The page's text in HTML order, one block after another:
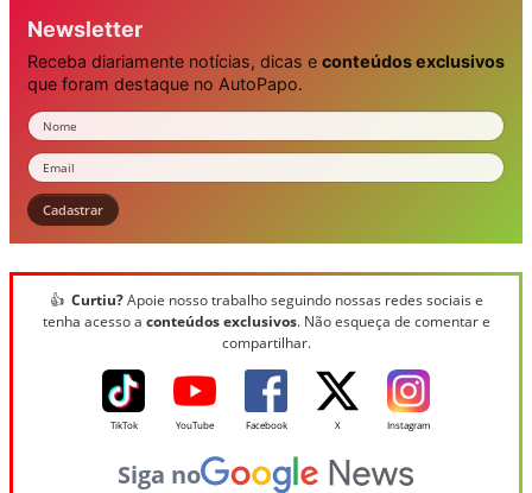
Newsletter
Receba diariamente notícias, dicas e conteúdos exclusivos
que foram destaque no AutoPapo.
Nome
Email
Cadastrar
👍 Curtiu?Apoie nosso trabalho seguindo nossas redes sociais e
tenha acesso a conteúdos exclusivos. Não esqueça de comentar e
compartilhar.
TikTok YouTube Facebook X Instagram
Siga no